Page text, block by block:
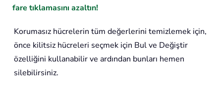
fare tıklamasını azaltın!
Korumasız hücrelerin tüm değerlerini temizlemek için,
önce kilitsiz hücreleri seçmek için Bul ve Değiştir
özelliğini kullanabilir ve ardından bunları hemen
silebilirsiniz.